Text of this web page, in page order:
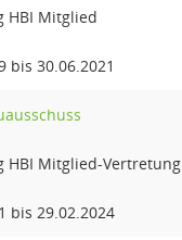
HBI Mitglied
bis 30.06.2021
HBI Mitglied-Vertretung
bis 29.02.2024